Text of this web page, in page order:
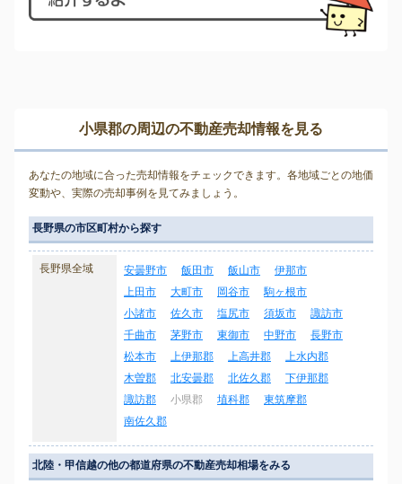
小県郡の周辺の不動産売却情報を見る
あなたの地域に合った売却情報をチェックできます。各地域ごとの地価
変動や、実際の売却事例を見てみましょう。
長野県の市区町村から探す
長野県全域 安曇野市 飯田市 飯山市
伊那市
上田市
大町市 岡谷市
駒ヶ根市
小諸市
佐久市 塩尻市 須坂市
諏訪市
千曲市
茅野市 東御市 中野市
長野市
松本市
上伊那郡 上高井郡
上水内郡
木曽郡
北安曇郡 北佐久郡
下伊那郡
諏訪郡
小県郡 埴科郡
東筑摩郡
南佐久郡
北陸・甲信越の他の都道府県の不動産売却相場をみる